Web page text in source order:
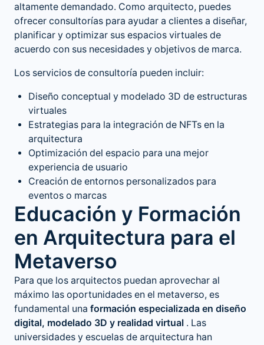
altamente demandado. Como arquitecto, puedes
ofrecer consultorías para ayudar a clientes a diseñar,
planificar y optimizar sus espacios virtuales de
acuerdo con sus necesidades y objetivos de marca.
Los servicios de consultoría pueden incluir:
Diseño conceptual y modelado 3D de estructuras
virtuales
Estrategias para la integración de NFTs en la
arquitectura
Optimización del espacio para una mejor
experiencia de usuario
Creación de entornos personalizados para
eventos o marcas
Educación y Formación
en Arquitectura para el
Metaverso
Para que los arquitectos puedan aprovechar al
máximo las oportunidades en el metaverso, es
fundamental una formación especializada en diseño
digital, modelado 3D y realidad virtual . Las
universidades y escuelas de arquitectura han